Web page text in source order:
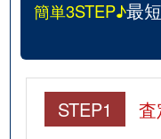
簡単3STEP♪最
STEP1